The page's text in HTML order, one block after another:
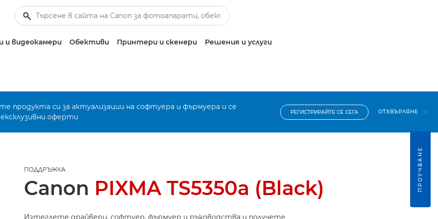
видеокамери Обективи Принтери и скенери Решения и услуги
продукта си за актуализации на софтуера и фърмуера и се
оферти
РЕГИСТРИРАЙТЕ СЕ СЕГА ОТХВЪРЛЯНЕ
ПОДДРЪЖКА
Canon PIXMA TS5350a (Black)
Изтеглете драйвери, софтуер, фърмуер и ръководства и получете
ПРОУЧВАНЕ